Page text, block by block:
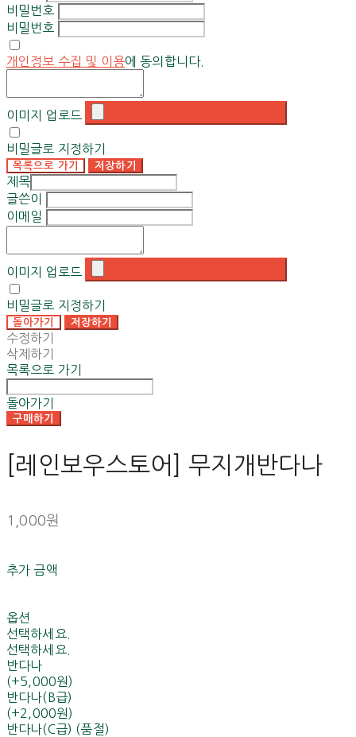
비밀번호
비밀번호
개인정보 수집 및 이용에 동의합니다.
이미지 업로드
비밀글로 지정하기
목록으로 가기 저장하기
제목
글쓴이
이메일
이미지 업로드
비밀글로 지정하기
돌아가기 저장하기
수정하기
삭제하기
목록으로 가기
돌아가기
구매하기
[레인보우스토어] 무지개반다나
1,000원
추가 금액
옵션
선택하세요.
선택하세요.
반다나
(+5,000원)
반다나(B급)
(+2,000원)
반다나(C급) (품절)